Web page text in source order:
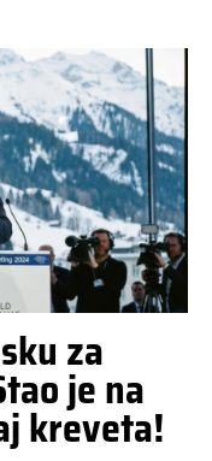
za
je na
kreveta!